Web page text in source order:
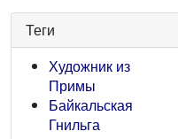
Теги
Художник из
Примы
Байкальская
Гнильга